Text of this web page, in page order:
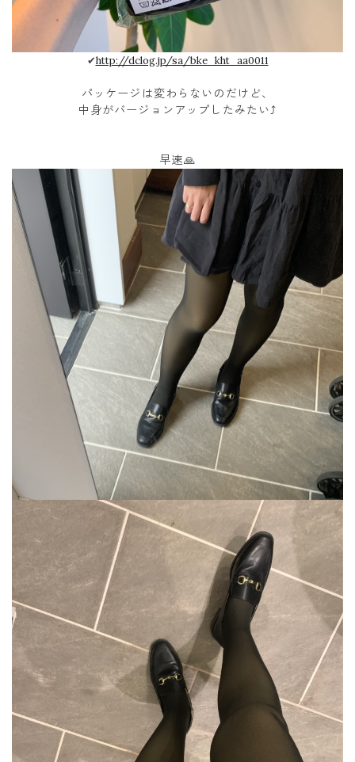
✔︎http://dclog.jp/sa/bke_kht_aa0011
パッケージは変わらないのだけど、
中身がバージョンアップしたみたい⤴️
早速🙏